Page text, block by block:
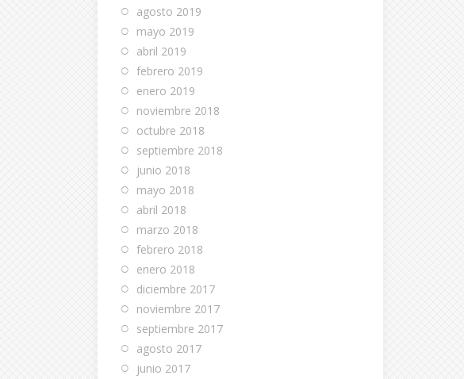
agosto 2019
mayo 2019
abril 2019
febrero 2019
enero 2019
noviembre 2018
octubre 2018
septiembre 2018
junio 2018
mayo 2018
abril 2018
marzo 2018
febrero 2018
enero 2018
diciembre 2017
noviembre 2017
septiembre 2017
agosto 2017
junio 2017